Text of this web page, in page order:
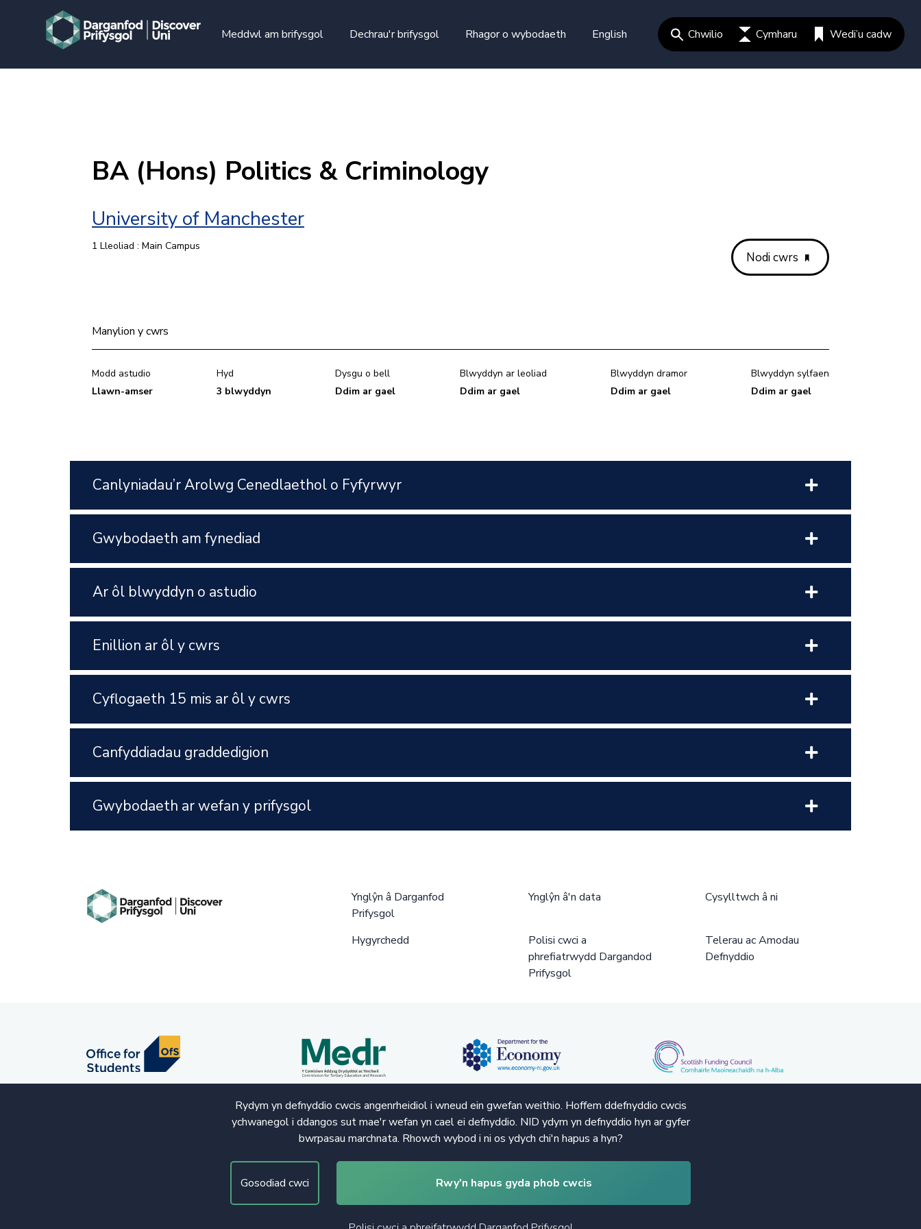
Meddwl am brifysgol
Dechrau'r brifysgol Rhagor o wybodaeth English Chwilio Cymharu Wedi’u cadw
BA (Hons) Politics & Criminology
University of Manchester
1 Lleoliad : Main Campus
Nodi cwrs
Manylion y cwrs
Modd astudio
Llawn-amser
Hyd
3 blwyddyn
Dysgu o bell
Ddim ar gael
Blwyddyn ar leoliad
Ddim ar gael
Blwyddyn dramor
Ddim ar gael
Blwyddyn sylfaen
Ddim ar gael
Canlyniadau’r Arolwg Cenedlaethol o Fyfyrwyr
Gwybodaeth am fynediad
Ar ôl blwyddyn o astudio
Enillion ar ôl y cwrs
Cyflogaeth 15 mis ar ôl y cwrs
Canfyddiadau graddedigion
Gwybodaeth ar wefan y prifysgol
Rydym yn defnyddio cwcis angenrheidiol i wneud ein gwefan weithio. Hoffem ddefnyddio cwcis
ychwanegol i ddangos sut mae'r wefan yn cael ei defnyddio. NID ydym yn defnyddio hyn ar gyfer
bwrpasau marchnata. Rhowch wybod i ni os ydych chi'n hapus a hyn?
Gosodiad cwci Rwy'n hapus gyda phob cwcis
Ynglŷn â Darganfod
Prifysgol
Ynglŷn â'n data Cysylltwch â ni
Hygyrchedd
Polisi cwci a
phrefiatrwydd Dargandod
Prifysgol
Telerau ac Amodau
Defnyddio
© Hawlfraint 2020. Cedwir Pob Hawl